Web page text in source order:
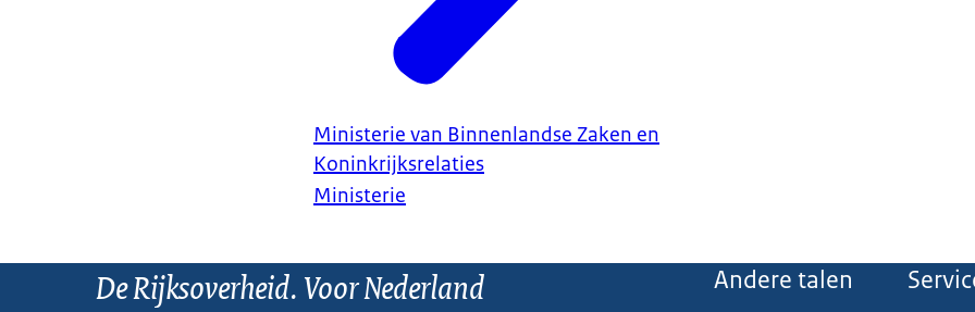
Ministerie van Binnenlandse Zaken en
Koninkrijksrelaties
Ministerie
De Rijksoverheid. Voor Nederland Andere talen